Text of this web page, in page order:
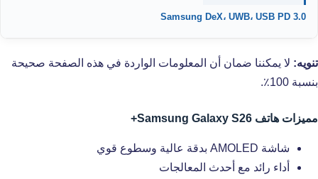
Samsung DeX، UWB، USB PD 3.0
تنويه: لا يمكننا ضمان أن المعلومات الواردة في هذه الصفحة صحيحة
بنسبة 100٪.
مميزات هاتف Samsung Galaxy S26+
شاشة AMOLED بدقة عالية وسطوع قوي
أداء رائد مع أحدث المعالجات